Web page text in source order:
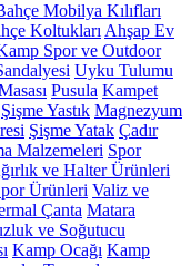
Mobilya Kılıfları
Koltukları Ahşap Ev
Spor ve Outdoor
Uyku Tulumu
Pusula Kampet
Şişme Yastık Magnezyum
Şişme Yatak Çadır
Malzemeleri Spor
ve Halter Ürünleri
Ürünleri Valiz ve
Çanta Matara
ve Soğutucu
Kamp Ocağı Kamp